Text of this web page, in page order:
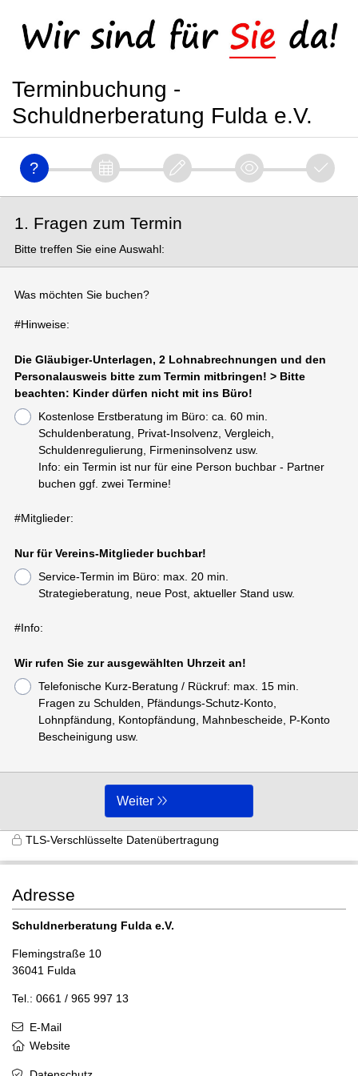
Terminbuchung -
Schuldnerberatung Fulda e.V.
1. Fragen zum Termin
Bitte treffen Sie eine Auswahl:
Was möchten Sie buchen?
#Hinweise:
Die Gläubiger-Unterlagen, 2 Lohnabrechnungen und den
Personalausweis bitte zum Termin mitbringen! > Bitte
beachten: Kinder dürfen nicht mit ins Büro!
Kostenlose Erstberatung im Büro: ca. 60 min.
Schuldenberatung, Privat-Insolvenz, Vergleich,
Schuldenregulierung, Firmeninsolvenz usw.
Info: ein Termin ist nur für eine Person buchbar - Partner
buchen ggf. zwei Termine!
#Mitglieder:
Nur für Vereins-Mitglieder buchbar!
Service-Termin im Büro: max. 20 min.
Strategieberatung, neue Post, aktueller Stand usw.
#Info:
Wir rufen Sie zur ausgewählten Uhrzeit an!
Telefonische Kurz-Beratung / Rückruf: max. 15 min.
Fragen zu Schulden, Pfändungs-Schutz-Konto,
Lohnpfändung, Kontopfändung, Mahnbescheide, P-Konto
Bescheinigung usw.
Weiter
TLS-Verschlüsselte Datenübertragung
Adresse
Schuldnerberatung Fulda e.V.
Flemingstraße 10
36041 Fulda
Tel.: 0661 / 965 997 13
E-Mail
Website